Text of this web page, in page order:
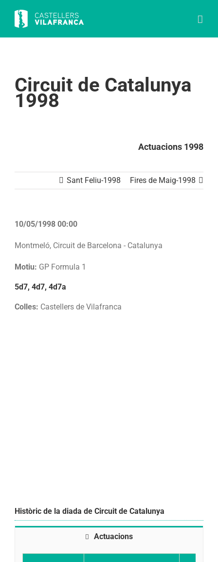
content
Circuit de Catalunya
1998
Actuacions 1998
Sant Feliu-1998 Fires de Maig-1998
10/05/1998 00:00
Montmeló, Circuit de Barcelona - Catalunya
Motiu: GP Formula 1
5d7, 4d7, 4d7a
Colles: Castellers de Vilafranca
Històric de la diada de Circuit de Catalunya
Actuacions